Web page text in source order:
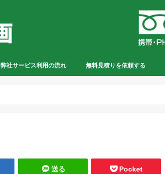
弊社サービス利用の流れ 無料見積りを依頼する
送る Pocket